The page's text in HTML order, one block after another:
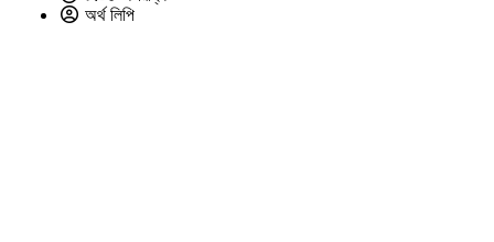
অর্থ লিপি